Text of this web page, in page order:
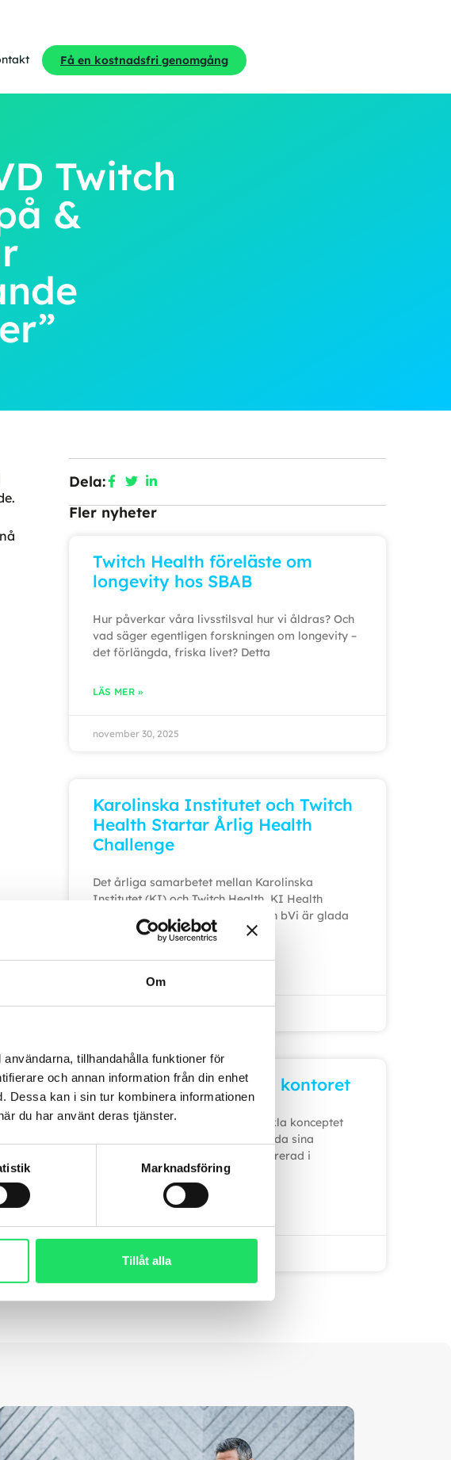
Om
tillhandahålla funktioner för
och annan information från din enhet
Dessa kan i sin tur kombinera informationen
du har använt deras tjänster.
Marknadsföring
Tillåt alla
Få en kostnadsfri genomgång
Twitch
&
Dela:
Fler nyheter
Twitch Health föreläste om
longevity hos SBAB
Hur påverkar våra livsstilsval hur vi åldras? Och
vad säger egentligen forskningen om longevity –
det förlängda, friska livet? Detta
LÄS MER »
november 30, 2025
Karolinska Institutet och Twitch
Health Startar Årlig Health
Challenge
Det årliga samarbetet mellan Karolinska
Institutet (KI) och Twitch Health, KI Health
Challenge, har inletts. Utmaningen bVi är glada
A8 – Välbefinnande på kontoret
Twitch Health fortsätter att utveckla konceptet
för fastighetsbolag som vill erbjuda sina
hyresgäster en hälsoservice integrerad i
vardagen. Under pandemin,
oktober 21, 2025